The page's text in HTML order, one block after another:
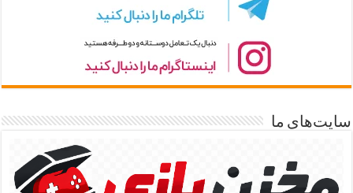
سایت‌های ما